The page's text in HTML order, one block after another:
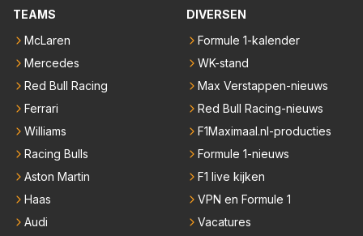
TEAMS
McLaren
Mercedes
Red Bull Racing
Ferrari
Williams
Racing Bulls
Aston Martin
Haas
Audi
DIVERSEN
Formule 1-kalender
WK-stand
Max Verstappen-nieuws
Red Bull Racing-nieuws
F1Maximaal.nl-producties
Formule 1-nieuws
F1 live kijken
VPN en Formule 1
Vacatures